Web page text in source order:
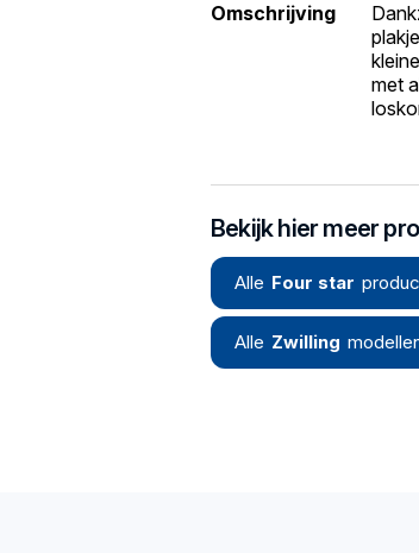
Omschrijving
met
Bekijk hier meer
Alle Four star
Alle Zwilling